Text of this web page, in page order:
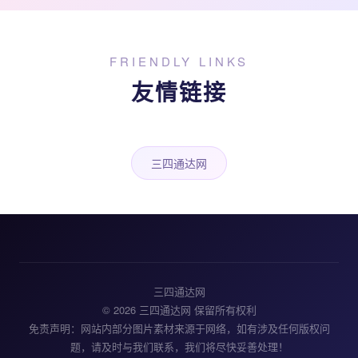
FRIENDLY LINKS
友情链接
三四通达网
三四通达网
© 2026 三四通达网 保留所有权利
免责声明：网站内部分图片素材来源于网络，如有涉及任何版权问
题，请及时与我们联系，我们将尽快妥善处理！